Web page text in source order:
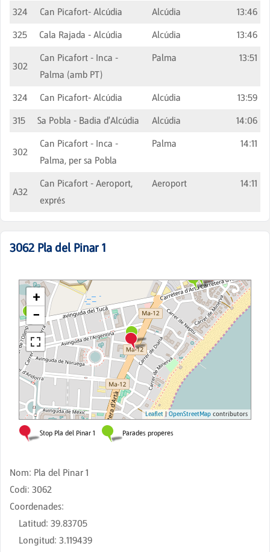
324
Can Picafort- Alcúdia Alcúdia
13:46
325
Cala Rajada - Alcúdia Alcúdia 13:46
302
Can Picafort - Inca -
Palma (amb PT)
Palma 13:51
324 Can Picafort- Alcúdia Alcúdia
13:59
315
Sa Pobla - Badia d'Alcúdia Alcúdia 14:06
302
Can Picafort - Inca -
Palma, per sa Pobla
Palma 14:11
A32
Can Picafort - Aeroport,
exprés
Aeroport 14:11
3062 Pla del Pinar 1
Nom: Pla del Pinar 1
Codi: 3062
Coordenades:
Latitud: 39.83705
Longitud: 3.119439